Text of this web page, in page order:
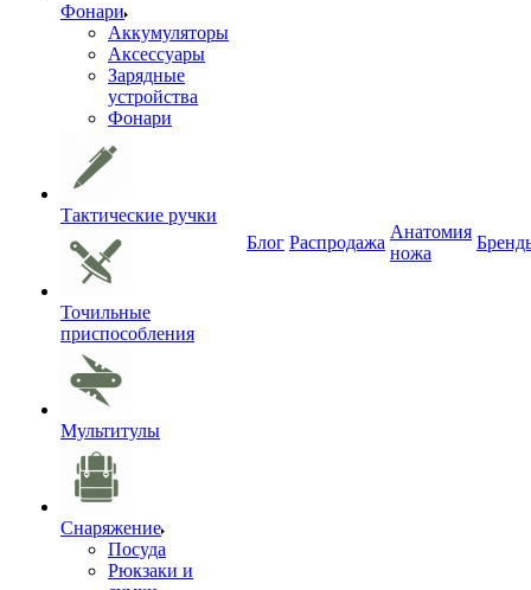
Фонари
Аккумуляторы
Аксессуары
Зарядные
устройства
Фонари
Тактические ручки
Точильные
приспособления
Мультитулы
Снаряжение
Посуда
Рюкзаки и
Блог Распродажа
Анатомия
ножа